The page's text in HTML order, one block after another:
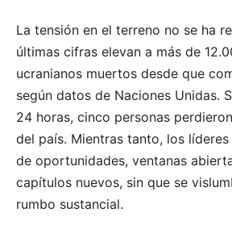
La tensión en el terreno no se ha
últimas cifras elevan a más de
ucranianos muertos desde que
según datos de Naciones Unidas.
24 horas, cinco personas
del país. Mientras tanto, los
de oportunidades, ventanas
capítulos nuevos, sin que se
rumbo sustancial.